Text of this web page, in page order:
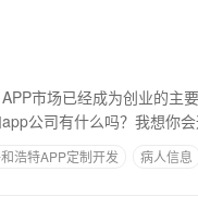
市场已经成为创业的主
公司有什么吗？我想你
浩特APP定制开发 病人信息